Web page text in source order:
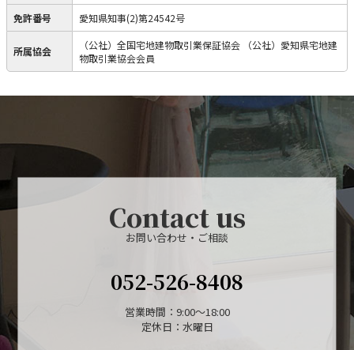
免許番号
愛知県知事(2)第24542号
所属協会
（公社）全国宅地建物取引業保証協会 （公社）愛知県宅地建
物取引業協会会員
Contact us
お問い合わせ・ご相談
052-526-8408
営業時間：9:00～18:00
定休日：水曜日